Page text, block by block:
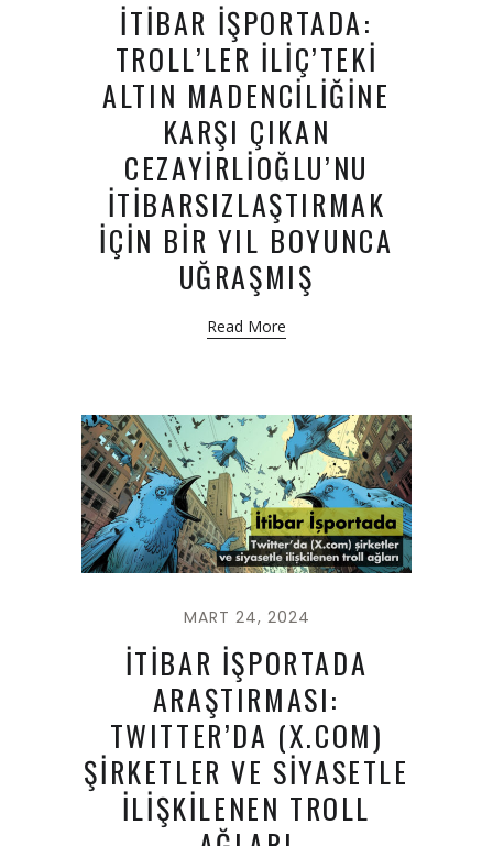
İTİBAR İŞPORTADA:
TROLL’LER İLİÇ’TEKİ
ALTIN MADENCİLİĞİNE
KARŞI ÇIKAN
CEZAYİRLİOĞLU’NU
İTİBARSIZLAŞTIRMAK
İÇİN BİR YIL BOYUNCA
UĞRAŞMIŞ
Read More
MART 24, 2024
İTİBAR İŞPORTADA
ARAŞTIRMASI:
TWITTER’DA (X.COM)
ŞİRKETLER VE SİYASETLE
İLİŞKİLENEN TROLL